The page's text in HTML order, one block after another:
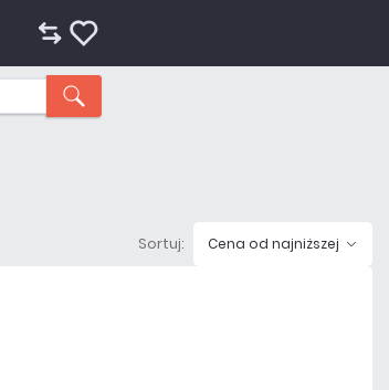
Sortuj: Cena od najniższej